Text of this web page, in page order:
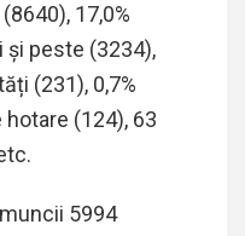
8640), 17,0%
și peste (3234),
(231), 0,7%
hotare (124), 63
5994